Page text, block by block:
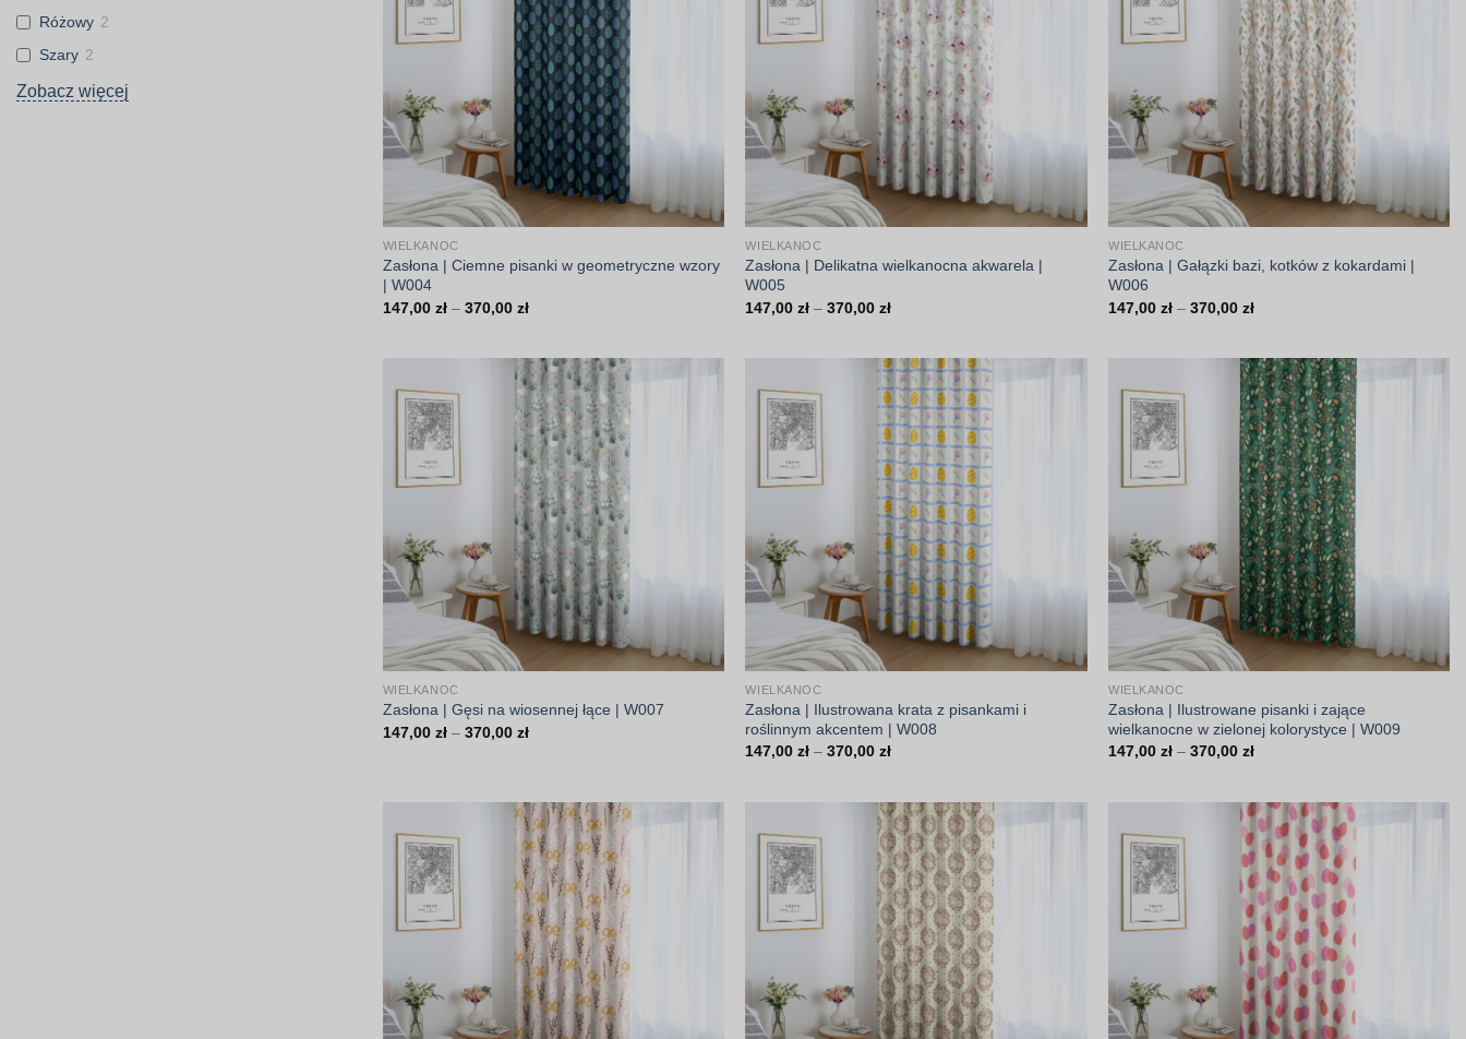
Różowy 2
Szary 2
Zobacz więcej
WIELKANOC
Zasłona | Ciemne pisanki w geometryczne wzory
| W004
147,00 zł – 370,00 złZakres
do
370,00 zł
WIELKANOC
Zasłona | Delikatna wielkanocna akwarela |
W005
147,00zł – 370,00złZakres
do
370,00 zł
WIELKANOC
Zasłona | Gałązki bazi, kotków z kokardami |
W006
147,00zł – 370,00złZakres
do
370,00 zł
WIELKANOC
Zasłona | Gęsi na wiosennej łące | W007
147,00 zł – 370,00 złZakres
370,00 zł
WIELKANOC
Zasłona | Ilustrowana krata z pisankami i
roślinnym akcentem | W008
147,00zł – 370,00złZakres
do
370,00 zł
WIELKANOC
Zasłona | Ilustrowane pisanki i zające
wielkanocne w zielonej kolorystyce | W009
147,00zł – 370,00złZakres
do
370,00 zł